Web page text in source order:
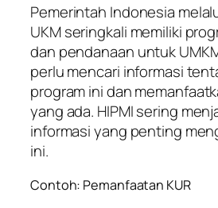
Pemerintah Indonesia
UKM seringkali memiliki
dan pendanaan untuk
perlu mencari informasi
program ini dan
yang ada. HIPMI sering
informasi yang penting
ini.
Contoh: Pemanfaatan KUR